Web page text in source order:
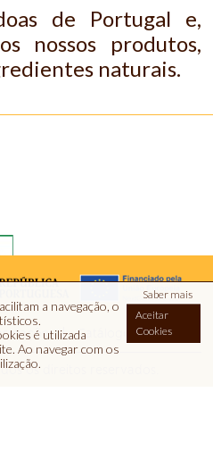
a navegação, o
é utilizada
.Ao navegar com os
Saber mais
Aceitar
Cookies
de Portugal e,
nossos produtos,
naturais.
Catálogo
os direitos reservados.